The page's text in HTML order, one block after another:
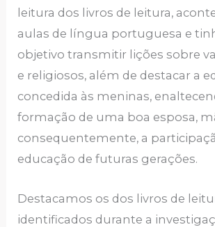
leitura dos livros de leitura,
aulas de língua portuguesa e
objetivo transmitir lições sobre
e religiosos, além de destacar a
concedida às meninas,
formação de uma boa esposa,
consequentemente, a
educação de futuras gerações.
Destacamos os dos livros de
identificados durante a